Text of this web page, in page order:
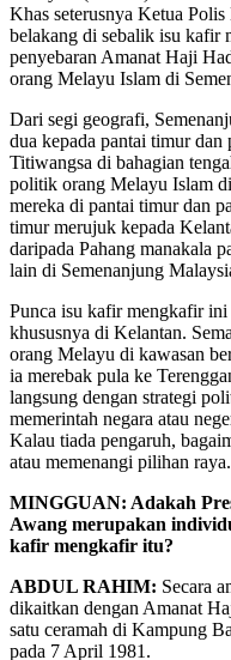
Khas seterusnya Ketua
belakang di sebalik isu kafir
penyebaran Amanat Haji
orang Melayu Islam di
Dari segi geografi,
dua kepada pantai timur dan
Titiwangsa di bahagian
politik orang Melayu Islam di
mereka di pantai timur dan
timur merujuk kepada
daripada Pahang manakala
lain di Semenanjung
Punca isu kafir mengkafir
khususnya di Kelantan.
orang Melayu di kawasan
ia merebak pula ke
langsung dengan strategi
memerintah negara atau
Kalau tiada pengaruh,
atau memenangi pilihan raya.
MINGGUAN: Adakah
Awang merupakan
kafir mengkafir itu?
ABDUL RAHIM: Secara
dikaitkan dengan Amanat
satu ceramah di Kampung
pada 7 April 1981.